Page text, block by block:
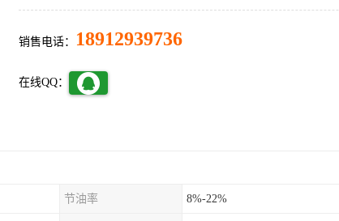
销售电话： 18912939736
在线QQ：
节油率 8%-22%